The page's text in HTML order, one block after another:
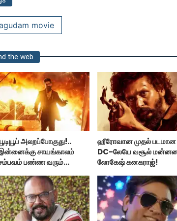
movie
the web
அலறப்போகுது!..
சாயங்காலம்
பண்ண வரும்
ஹீரோவான முதல் படமான
DC-லேயே வசூல்
லோகேஷ் கனகராஜ்!